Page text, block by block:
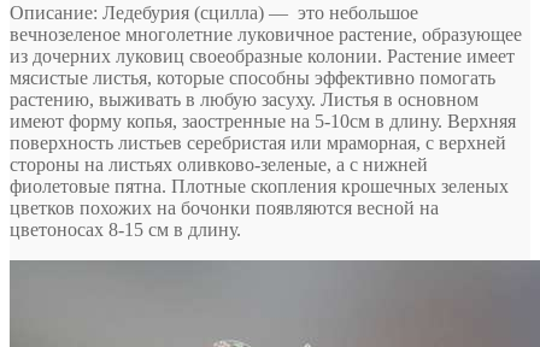
Описание: Ледебурия (сцилла) — это небольшое
вечнозеленое многолетние луковичное растение, образующее
из дочерних луковиц своеобразные колонии. Растение имеет
мясистые листья, которые способны эффективно помогать
растению, выживать в любую засуху. Листья в основном
имеют форму копья, заостренные на 5-10см в длину. Верхняя
поверхность листьев серебристая или мраморная, с верхней
стороны на листьях оливково-зеленые, а с нижней
фиолетовые пятна. Плотные скопления крошечных зеленых
цветков похожих на бочонки появляются весной на
цветоносах 8-15 см в длину.